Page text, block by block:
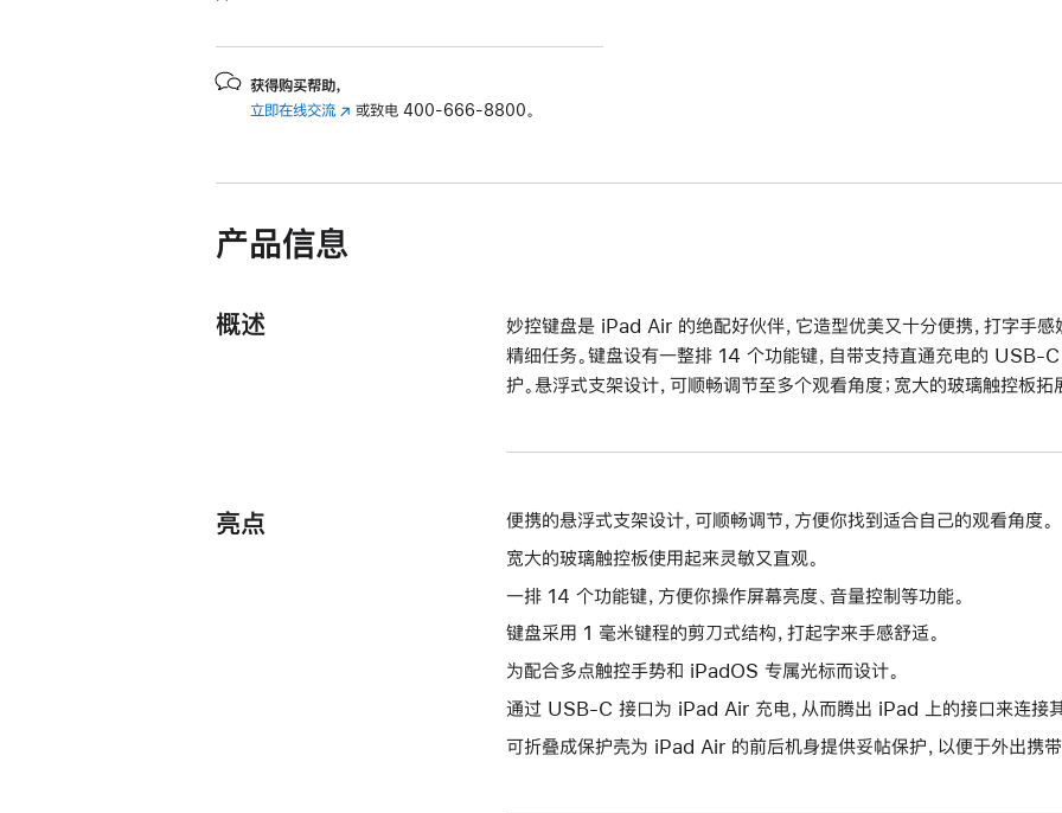
项)
获得购买帮助，
立即在线交流 (在
口
打
开)
或致电400-666-8800。
产品信息
概述
妙控键盘是 iPad Air 的绝配好伙伴，它造型优美又十分便携，打字手感
精细任务。键盘设有一整排 14 个功能键，自带支持直通充电的 USB-
护。悬浮式支架设计，可顺畅调节至多个观看角度；宽大的玻璃触控板
亮点
便携的悬浮式支架设计，可顺畅调节，方便你找到适合自己的观看角度。
宽大的玻璃触控板使用起来灵敏又直观。
一排 14 个功能键，方便你操作屏幕亮度、音量控制等功能。
键盘采用 1 毫米键程的剪刀式结构，打起字来手感舒适。
为配合多点触控手势和 iPadOS 专属光标而设计。
通过 USB-C 接口为 iPad Air 充电，从而腾出 iPad 上的接口来连接其
可折叠成保护壳为 iPad Air 的前后机身提供妥帖保护，以便于外出携带